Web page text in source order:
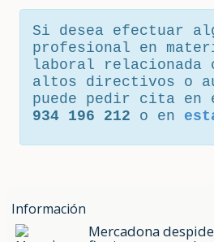
Si desea efectuar
profesional en
laboral relacionada
altos directivos o
puede pedir cita en
934 196 212 o en
Información
Mercadona